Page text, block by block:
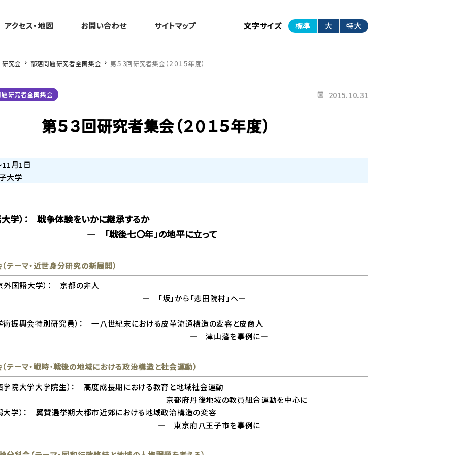
アクセス・地図 お問い合わせ サイトマップ 文字サイズ 標準 大 特大
研究会 部落問題研究者全国集会 第５３回研究者集会（２０１５年度）
研究者全国集会 2015.10.31
第５３回研究者集会（２０１５年度）
月1日
大学
学）： 戦争体験をいかに継承するか
七〇年」の地平に立って
テーマ・近世身分研究の新展開）
外国語大学）： 京都の非人
」から「悲田院村」へ―
特別研究員）： 一八世紀末における皮革流通構造の変容と皮商人
山藩を事例に―
テーマ・戦時･戦後の地域における政治構造と社会運動）
院大学大学院生）： 高度成長期における教育と地域社会運動
丹後地域の教員組合運動を中心に
）： 翼賛選挙期大都市近郊における地域政治構造の変容
府八王子市を事例に